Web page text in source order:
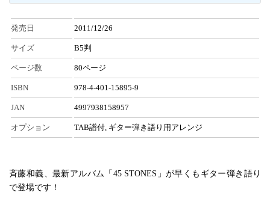
発売日 2011/12/26
サイズ B5判
ページ数 80ページ
ISBN 978-4-401-15895-9
JAN 4997938158957
オプション TAB譜付, ギター弾き語り用アレンジ
斉藤和義、最新アルバム「45 STONES」が早くもギター弾き語り
で登場です！